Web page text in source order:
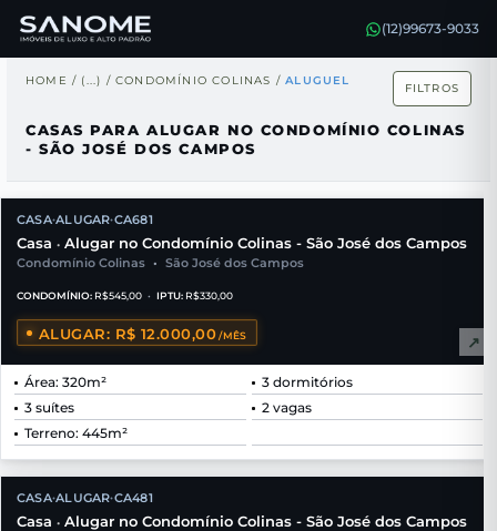
(12)99673-9033
HOME / (...) / CONDOMÍNIO COLINAS / ALUGUEL
FILTROS
CASAS PARA ALUGAR NO CONDOMÍNIO COLINAS
- SÃO JOSÉ DOS CAMPOS
CASA•ALUGAR•CA681
Casa • Alugar no Condomínio Colinas - São José dos Campos
Condomínio Colinas • São José dos Campos
CONDOMÍNIO: R$545,00 • IPTU: R$330,00
ALUGAR: R$ 12.000,00 /MÊS ↗
Área: 320m²
3 dormitórios
3 suítes
2 vagas
Terreno: 445m²
CASA•ALUGAR•CA481
Casa • Alugar no Condomínio Colinas - São José dos Campos